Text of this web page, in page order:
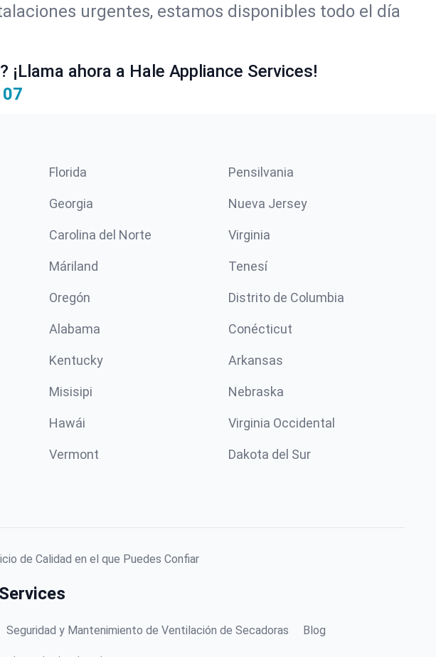
urgentes, estamos disponibles todo el día
ahora a Hale Appliance Services!
Florida Pensilvania
Georgia Nueva Jersey
Carolina del Norte Virginia
Máriland Tenesí
Oregón Distrito de Columbia
Alabama Conécticut
Kentucky Arkansas
Misisipi Nebraska
Hawái Virginia Occidental
Vermont Dakota del Sur
de Calidad en el que Puedes Confiar
Seguridad y Mantenimiento de Ventilación de Secadoras Blog